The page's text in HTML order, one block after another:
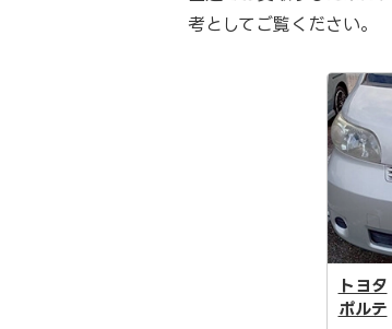
考としてご覧ください。
トヨタ
ポルテ